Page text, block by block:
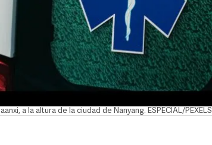
a la altura de la ciudad de Nanyang. ESPECIAL/PEXELS